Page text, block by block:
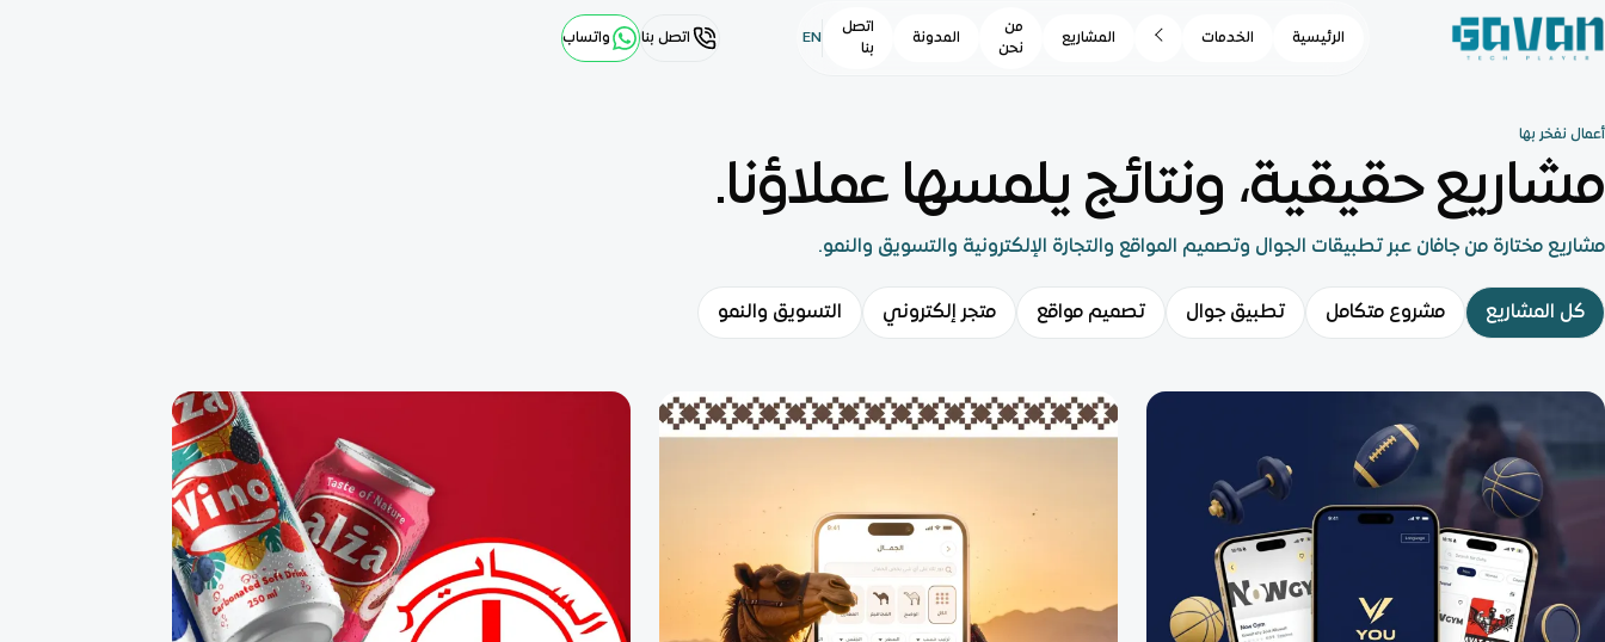
الرئيسية الخدمات المشاريع
من
نحن
المدونة
اتصل
بنا
EN اتصل بنا واتساب
أعمال نفخر بها
مشاريع حقيقية، ونتائج يلمسها عملاؤنا.
مشاريع مختارة من جافان عبر تطبيقات الجوال وتصميم المواقع والتجارة الإلكترونية والتسويق والنمو.
كل المشاريع مشروع متكامل تطبيق جوال تصميم مواقع متجر إلكتروني التسويق والنمو